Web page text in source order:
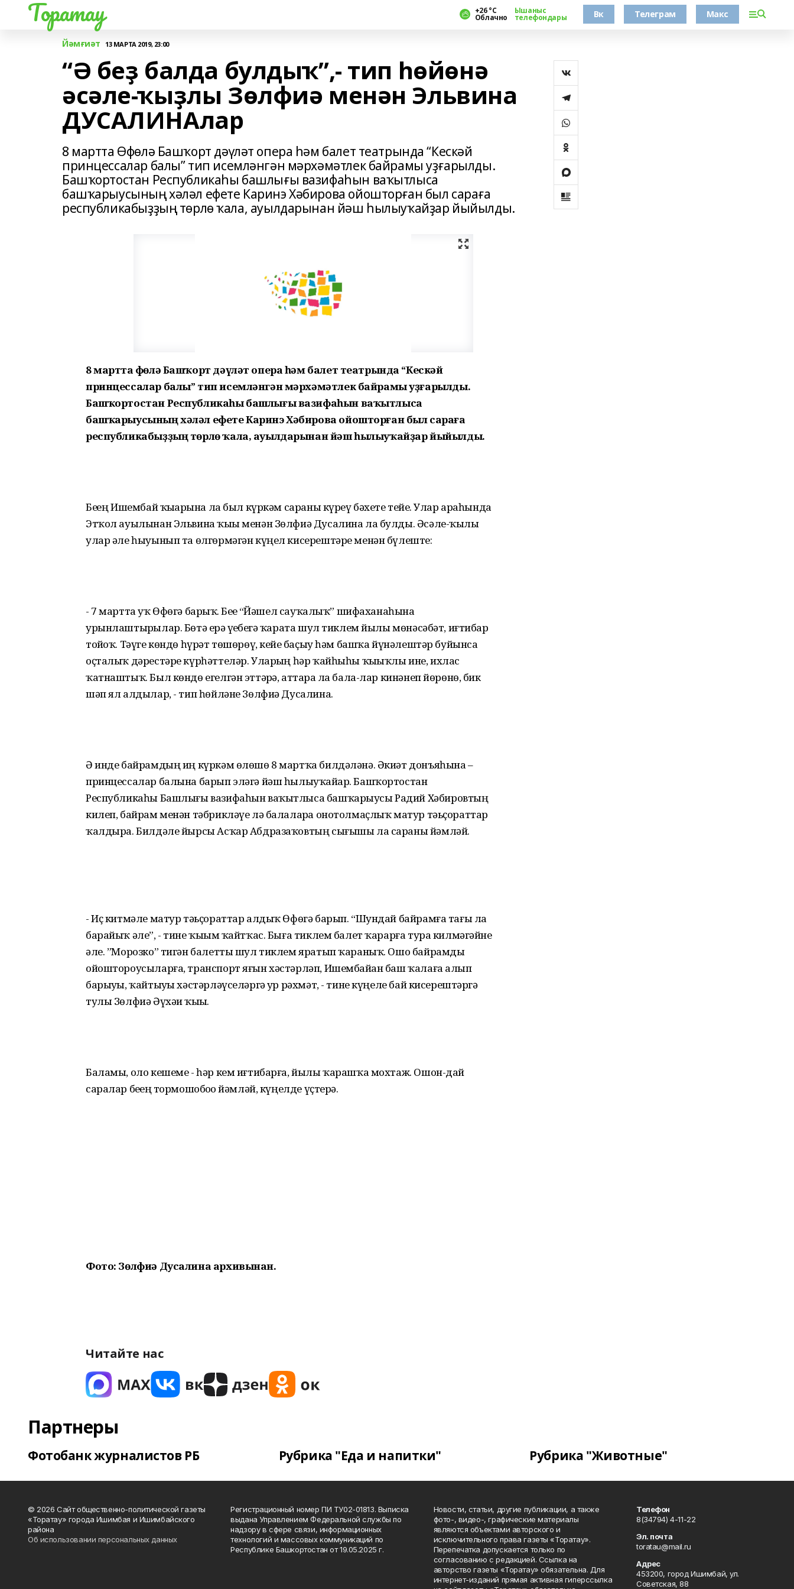
Торатау +26 °С
Облачно
Ышаныс
телефондары Вк Телеграм Макс
Йәмғиәт 13 МАРТА 2019, 23:00
“Ә беҙ балда булдыҡ”,- тип һөйөнә
әсәле-ҡыҙлы Зөлфиә менән Эльвина
ДУСАЛИНАлар
8 мартта Өфөлә Башҡорт дәүләт опера һәм балет театрында “Кескәй
принцессалар балы” тип исемләнгән мәрхәмәтлек байрамы уҙғарылды.
Башҡортостан Республикаһы башлығы вазифаһын ваҡытлыса
башҡарыусының хәләл ефете Каринэ Хәбирова ойошторған был сараға
республикабыҙҙың төрлө ҡала, ауылдарынан йәш һылыуҡайҙар йыйылды.
8 мартта Өфөлә Башҡорт дәүләт опера һәм балет театрында “Кескәй
принцессалар балы” тип исемләнгән мәрхәмәтлек байрамы уҙғарылды.
Башҡортостан Республикаһы башлығы вазифаһын ваҡытлыса
башҡарыусының хәләл ефете Каринэ Хәбирова ойошторған был сараға
республикабыҙҙың төрлө ҡала, ауылдарынан йәш һылыуҡайҙар йыйылды.
Беҙҙең Ишембай ҡыҙҙарына ла был күркәм сараны күреү бәхете тейҙе. Улар араһында
Этҡол ауылынан Эльвина ҡыҙы менән Зөлфиә Дусалина ла булды. Әсәле-ҡыҙлы
улар әле һыуынып та өлгөрмәгән күңел кисерештәре менән бүлеште:
- 7 мартта уҡ Өфөгә барҙыҡ. Беҙҙе “Йәшел сауҡалыҡ” шифаханаһына
урынлаштырҙылар. Бөтә ерҙә үҙебеҙгә ҡарата шул тиклем йылы мөнәсәбәт, иғтибар
тойҙоҡ. Тәүге көндө һүрәт төшөрөү, кейеҙ баҫыу һәм башҡа йүнәлештәр буйынса
оҫталыҡ дәрестәре күрһәттеләр. Уларҙың һәр ҡайһыһы ҡыҙыҡлы ине, ихлас
ҡатнаштыҡ. Был көндө егелгән эттәрҙә, аттарҙа ла бала-лар кинәнеп йөрөнө, бик
шәп ял алдылар, - тип һөйләне Зөлфиә Дусалина.
Ә инде байрамдың иң күркәм өлөшө 8 мартҡа билдәләнә. Әкиәт донъяһына –
принцессалар балына барып эләгә йәш һылыуҡайҙар. Башҡортостан
Республикаһы Башлығы вазифаһын ваҡытлыса башҡарыусы Радий Хәбировтың
килеп, байрам менән тәбрикләүе лә балаларҙа онотолмаҫлыҡ матур тәьҫораттар
ҡалдыра. Билдәле йырсы Асҡар Абдразаҡовтың сығышы ла сараны йәмләй.
- Иҫ китмәле матур тәьҫораттар алдыҡ Өфөгә барып. “Шундай байрамға тағы ла
барайыҡ әле”, - тине ҡыҙым ҡайтҡас. Быға тиклем балет ҡарарға тура килмәгәйне
әле. ”Морозко” тигән балетты шул тиклем яратып ҡараныҡ. Ошо байрамды
ойоштороусыларға, транспорт яғын хәстәрләп, Ишембайҙан баш ҡалаға алып
барыуҙы, ҡайтыуҙы хәстәрләүселәргә ҙур рәхмәт, - тине күңеле бай кисерештәргә
тулы Зөлфиә Әүхәҙи ҡыҙы.
Баламы, оло кешеме - һәр кем иғтибарға, йылы ҡарашҡа мохтаж. Ошон-дай
саралар беҙҙең тормошобоҙҙо йәмләй, күңелде үҫтерә.
Фото: Зөлфиә Дусалина архивынан.
Читайте нас
Партнеры
Фотобанк журналистов РБ Рубрика "Еда и напитки" Рубрика "Животные"
© 2026 Сайт общественно-политической газеты
«Торатау» города Ишимбая и Ишимбайского
района
Об использовании персональных данных
Регистрационный номер ПИ ТУ02-01813. Выписка
выдана Управлением Федеральной службы по
надзору в сфере связи, информационных
технологий и массовых коммуникаций по
Республике Башкортостан от 19.05.2025 г.
Новости, статьи, другие публикации, а также
фото-, видео-, графические материалы
являются объектами авторского и
исключительного права газеты «Торатау».
Перепечатка допускается только по
согласованию с редакцией. Ссылка на
авторство газеты «Торатау» обязательна. Для
интернет-изданий прямая активная гиперссылка
Телефон
8(34794) 4-11-22
Эл. почта
toratau@mail.ru
Адрес
453200, город Ишимбай, ул.
Советская, 88